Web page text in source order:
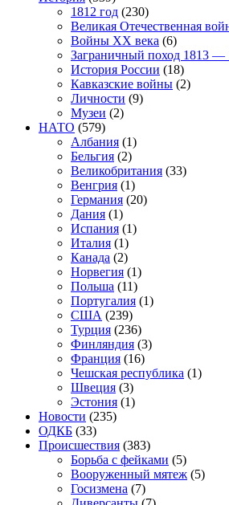
1812 год (230)
Великая Отечественная
Войны XX века (6)
Заграничный поход 1813 —
История России (18)
Кавказские войны (2)
Личности (9)
Музеи (2)
НАТО (579)
Албания (1)
Бельгия (2)
Великобритания (33)
Венгрия (1)
Германия (20)
Дания (1)
Испания (1)
Италия (1)
Канада (2)
Норвегия (1)
Польша (11)
Португалия (1)
США (239)
Турция (236)
Финляндия (3)
Франция (16)
Чешская республика (1)
Швеция (3)
Эстония (1)
Новости (235)
ОДКБ (33)
Происшествия (383)
Борьба с фейками (5)
Вооруженный мятеж (5)
Госизмена (7)